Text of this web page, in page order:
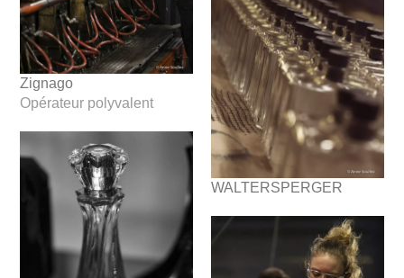
Zignago
Opérateur polyvalent
WALTERSPERGER